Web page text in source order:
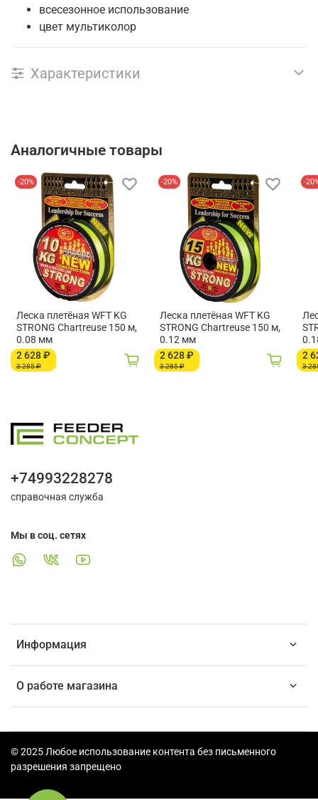
всесезонное использование
цвет мультиколор
Характеристики
Аналогичные товары
-20%
Леска плетёная WFT KG
STRONG Chartreuse 150 м,
0.08 мм
2 628 ₽
3 285 ₽
-20%
Леска плетёная WFT KG
STRONG Chartreuse 150 м,
0.12 мм
2 628 ₽
3 285 ₽
-
2
3
Информация
О работе магазина
+74993228278
справочная служба
Мы в соц. сетях
© 2025 Любое использование контента без письменного
разрешения запрещено